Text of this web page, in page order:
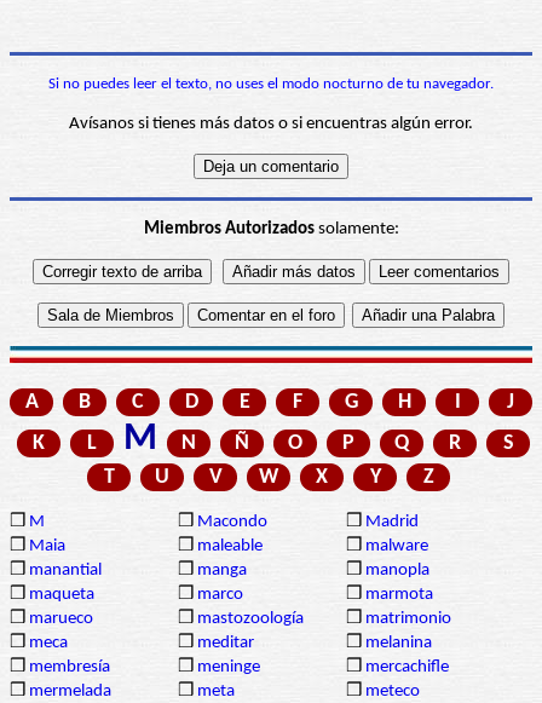
Si no puedes leer el texto, no uses el modo nocturno de tu navegador.
Avísanos si tienes más datos o si encuentras algún error.
Miembros Autorizadossolamente:
A B C D E F G H I
J
K
L M N Ñ O P Q R
S
T
U V W X Y Z
❒ M ❒ Macondo ❒ Madrid
❒ Maia ❒ maleable ❒ malware
❒ manantial ❒ manga ❒ manopla
❒ maqueta ❒ marco ❒ marmota
❒ marueco ❒ mastozoología ❒ matrimonio
❒ meca ❒ meditar ❒ melanina
❒ membresía ❒ meninge ❒ mercachifle
❒ mermelada ❒ meta ❒ meteco